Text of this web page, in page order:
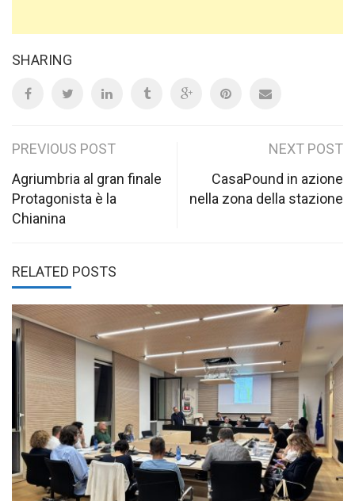
SHARING
Post
navigation
PREVIOUS POST
Agriumbria al gran finale
Protagonista è la
Chianina
NEXT POST
CasaPound in azione
nella zona della stazione
RELATED POSTS